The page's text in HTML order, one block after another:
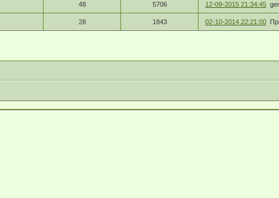
48 5706 12-09-2015 21:34:45
28 1843 02-10-2014 22:21:00